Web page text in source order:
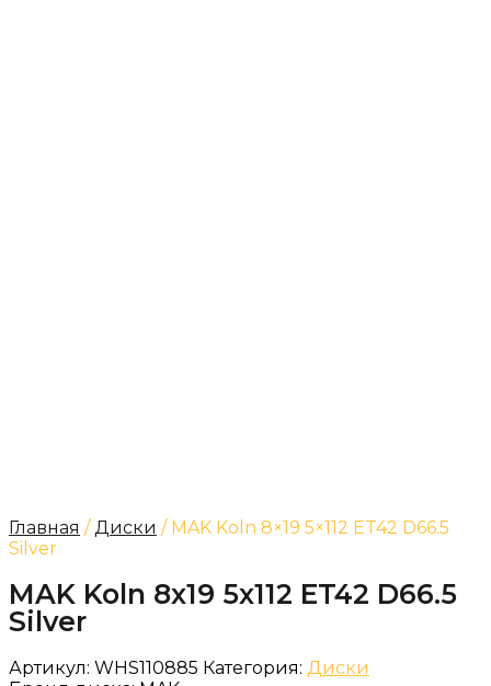
Главная /Диски / MAK Koln 8×19 5×112 ET42 D66.5
Silver
MAK Koln 8x19 5x112 ET42 D66.5
Silver
Артикул: WHS110885 Категория: Диски